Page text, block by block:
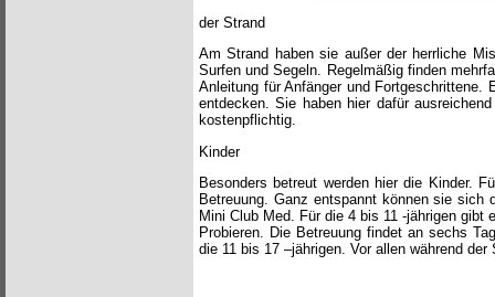
der Strand
Am Strand haben sie außer der herrliche
Surfen und Segeln. Regelmäßig finden
Anleitung für Anfänger und Fortgeschrittene.
entdecken. Sie haben hier dafür
kostenpflichtig.
Kinder
Besonders betreut werden hier die Kinder.
Betreuung. Ganz entspannt können sie
Mini Club Med. Für die 4 bis 11 -jährigen
Probieren. Die Betreuung findet an sechs
die 11 bis 17 –jährigen. Vor allen während